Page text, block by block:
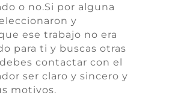
o no.Si por alguna
y
ese trabajo no era
para ti y buscas otras
contactar con el
ser claro y sincero y
motivos.